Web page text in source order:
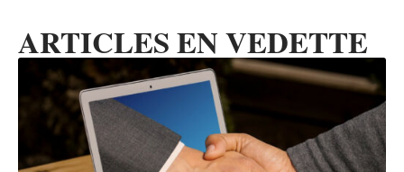
ARTICLES EN VEDETTE